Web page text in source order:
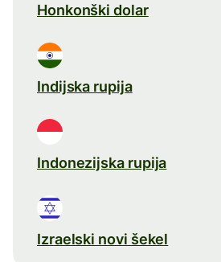
Honkonški dolar
Indijska rupija
Indonezijska rupija
Izraelski novi šekel